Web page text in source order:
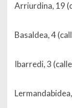
Arriurdina, 19
Basaldea, 4
Ibarredi, 3